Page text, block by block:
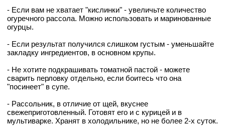
- Если вам не хватает "кислинки" - увеличьте количество
огуречного рассола. Можно использовать и маринованные
огурцы.
- Если результат получился слишком густым - уменьшайте
закладку ингредиентов, в основном крупы.
- Не хотите подкрашивать томатной пастой - можете
сварить перловку отдельно, если боитесь что она
"посинеет" в супе.
- Рассольник, в отличие от щей, вкуснее
свежеприготовленный. Готовят его и с курицей и в
мультиварке. Хранят в холодильнике, но не более 2-х суток.